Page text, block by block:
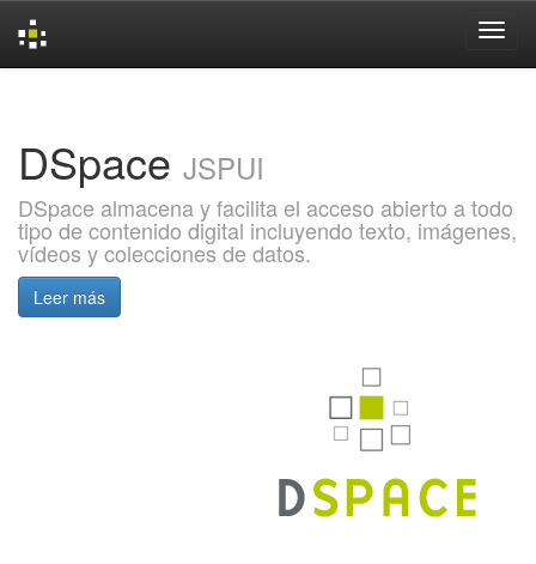
DSpace JSPUI
DSpace almacena y facilita el acceso abierto a todo
tipo de contenido digital incluyendo texto, imágenes,
vídeos y colecciones de datos.
Leer más